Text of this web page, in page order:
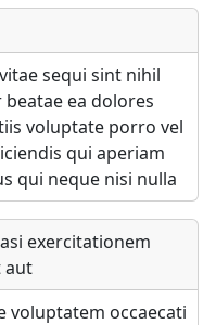
sequi sint nihil
ea dolores
voluptate porro vel
qui aperiam
qui neque nisi nulla
exercitationem
aut
voluptatem occaecati